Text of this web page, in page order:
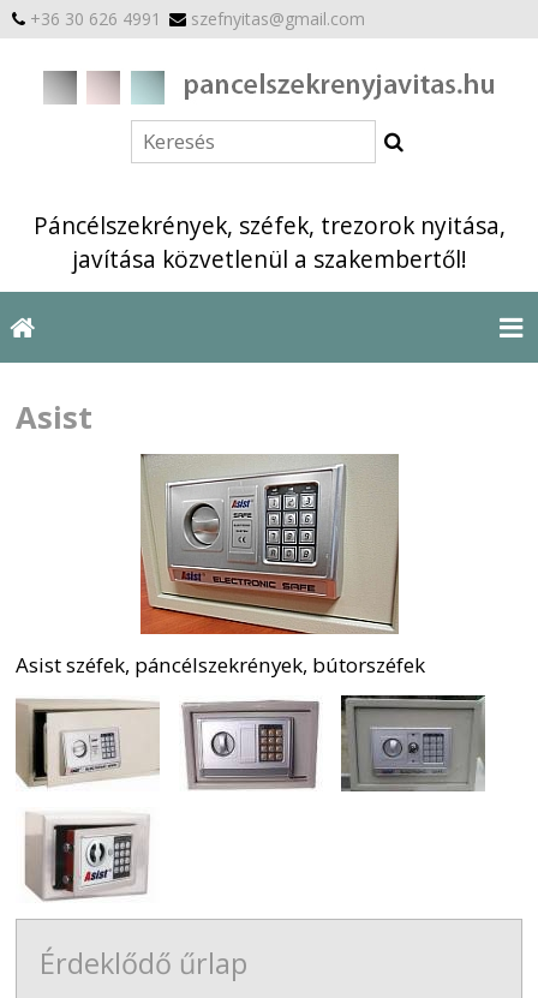
+36 30 626 4991 szefnyitas@gmail.com
Páncélszekrények, széfek, trezorok nyitása,
javítása közvetlenül a szakembertől!
Asist
Asist széfek, páncélszekrények, bútorszéfek
Érdeklődő űrlap